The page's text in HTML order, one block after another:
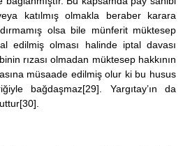
katılmış olmakla beraber karara
olsa bile münferit müktesep
edilmiş olması halinde iptal davası
rızası olmadan müktesep hakkının
müsaade edilmiş olur ki bu husus
bağdaşmaz[29] . Yargıtay’ın da
[30]